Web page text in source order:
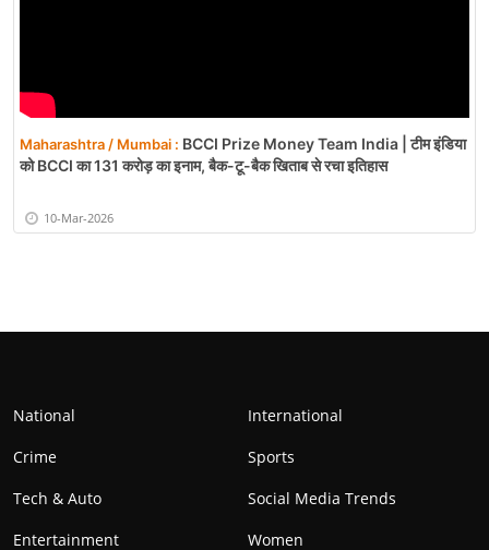
Maharashtra / Mumbai : BCCI Prize Money Team India | टीम इंडिया
को BCCI का 131 करोड़ का इनाम, बैक-टू-बैक खिताब से रचा इतिहास
10-Mar-2026
National
International
Crime
Sports
Tech & Auto
Social Media Trends
Entertainment
Women